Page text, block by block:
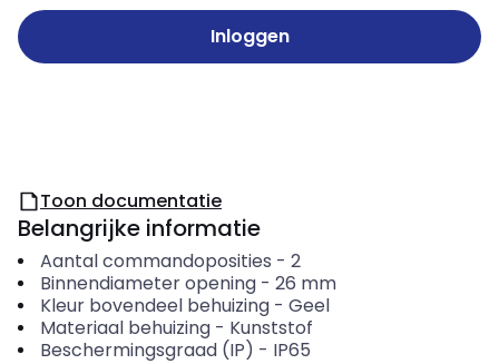
Inloggen
Toon documentatie
Belangrijke informatie
Aantal commandoposities - 2
Binnendiameter opening- 26 mm
Kleur bovendeel behuizing- Geel
Materiaal behuizing- Kunststof
Beschermingsgraad (IP) - IP65